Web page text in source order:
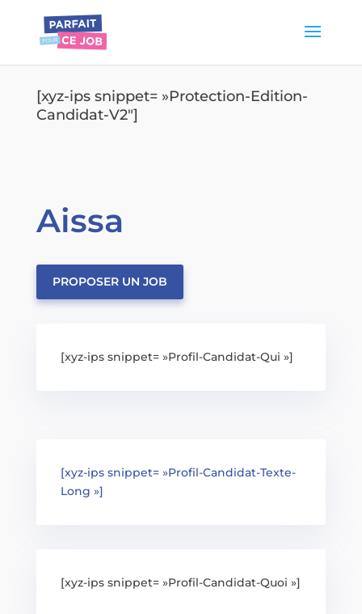
[xyz-ips snippet= »Protection-Edition-
Candidat-V2″]
Aissa
PROPOSER UN JOB
[xyz-ips snippet= »Profil-Candidat-Qui »]
[xyz-ips snippet= »Profil-Candidat-Texte-
Long »]
[xyz-ips snippet= »Profil-Candidat-Quoi »]